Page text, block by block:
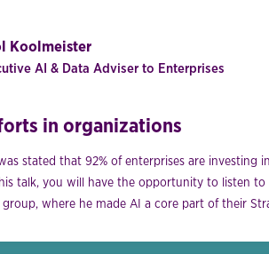
Koolmeister
AI & Data Adviser to Enterprises
in organizations
stated that 92% of enterprises are
talk, you will have the opportunity to listen
where he made AI a core part of their